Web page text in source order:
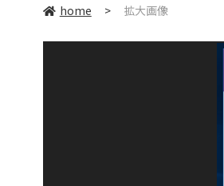
home > 拡大画像